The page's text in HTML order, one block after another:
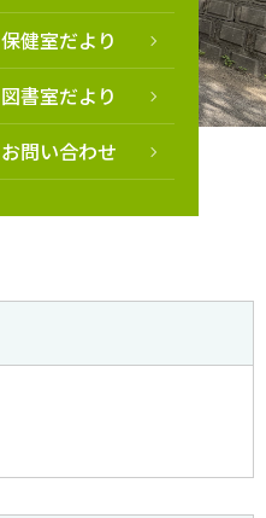
保健室だより
図書室だより
お問い合わせ